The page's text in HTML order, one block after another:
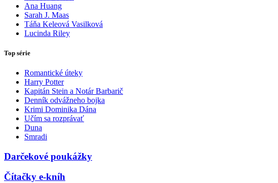
Ana Huang
Sarah J. Maas
Táňa Keleová Vasilková
Lucinda Riley
Top série
Romantické úteky
Harry Potter
Kapitán Stein a Notár Barbarič
Denník odvážneho bojka
Krimi Dominika Dána
Učím sa rozprávať
Duna
Smradi
Darčekové poukážky
Čítačky e-kníh